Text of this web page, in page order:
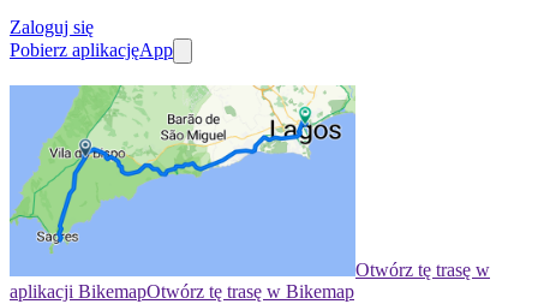
Zaloguj się
Pobierz aplikacjęApp
Otwórz tę trasę w
aplikacji BikemapOtwórz tę trasę w Bikemap